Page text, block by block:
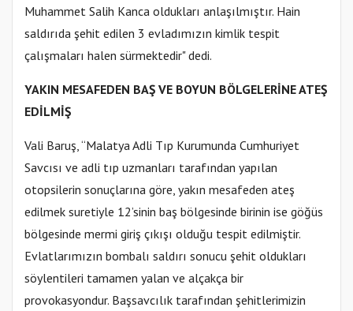
Muhammet Salih Kanca oldukları anlaşılmıştır. Hain
saldırıda şehit edilen 3 evladımızın kimlik tespit
çalışmaları halen sürmektedir" dedi.
YAKIN MESAFEDEN BAŞ VE BOYUN BÖLGELERİNE ATEŞ
EDİLMİŞ
Vali Baruş, “Malatya Adli Tıp Kurumunda Cumhuriyet
Savcısı ve adli tıp uzmanları tarafından yapılan
otopsilerin sonuçlarına göre, yakın mesafeden ateş
edilmek suretiyle 12’sinin baş bölgesinde birinin ise göğüs
bölgesinde mermi giriş çıkışı olduğu tespit edilmiştir.
Evlatlarımızın bombalı saldırı sonucu şehit oldukları
söylentileri tamamen yalan ve alçakça bir
provokasyondur. Başsavcılık tarafından şehitlerimizin